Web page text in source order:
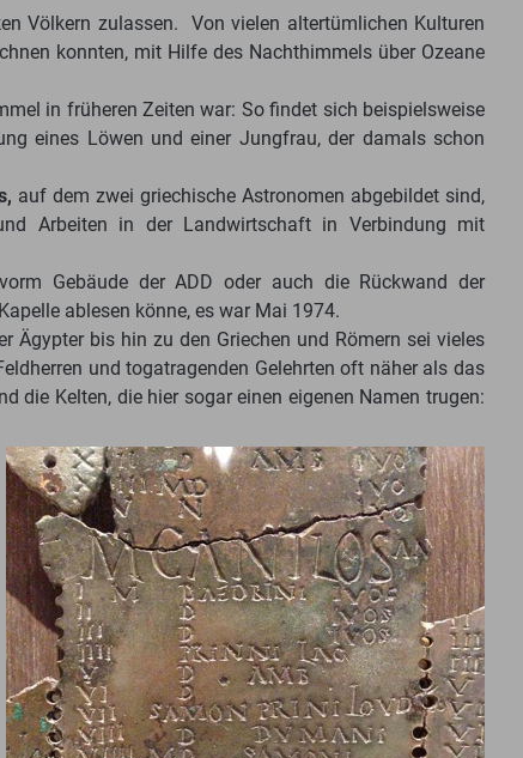
Völkern zulassen. Von vielen altertümlichen Kulturen
konnten, mit Hilfe des Nachthimmels über Ozeane
in früheren Zeiten war: So findet sich beispielsweise
eines Löwen und einer Jungfrau, der damals schon
auf dem zwei griechische Astronomen abgebildet sind,
Arbeiten in der Landwirtschaft in Verbindung mit
vorm Gebäude der ADD oder auch die Rückwand der
ablesen könne, es war Mai 1974.
Ägypter bis hin zu den Griechen und Römern sei vieles
und togatragenden Gelehrten oft näher als das
die Kelten, die hier sogar einen eigenen Namen trugen: